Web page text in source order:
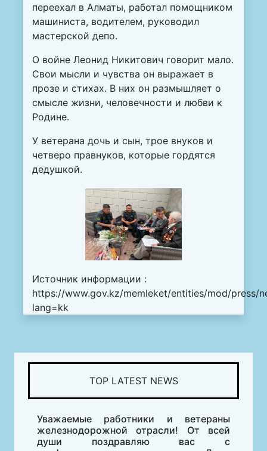
переехал в Алматы, работал помощником
машиниста, водителем, руководил
мастерской депо.
О войне Леонид Никитович говорит мало.
Свои мысли и чувства он выражает в
прозе и стихах. В них он размышляет о
смысле жизни, человечности и любви к
Родине.
У ветерана дочь и сын, трое внуков и
четверо правнуков, которые гордятся
дедушкой.
Источник информации :
https://www.gov.kz/memleket/entities/mod/press/
lang=kk
TOP LATEST NEWS
Уважаемые работники и ветераны
железнодорожной отрасли! От всей
души поздравляю вас с